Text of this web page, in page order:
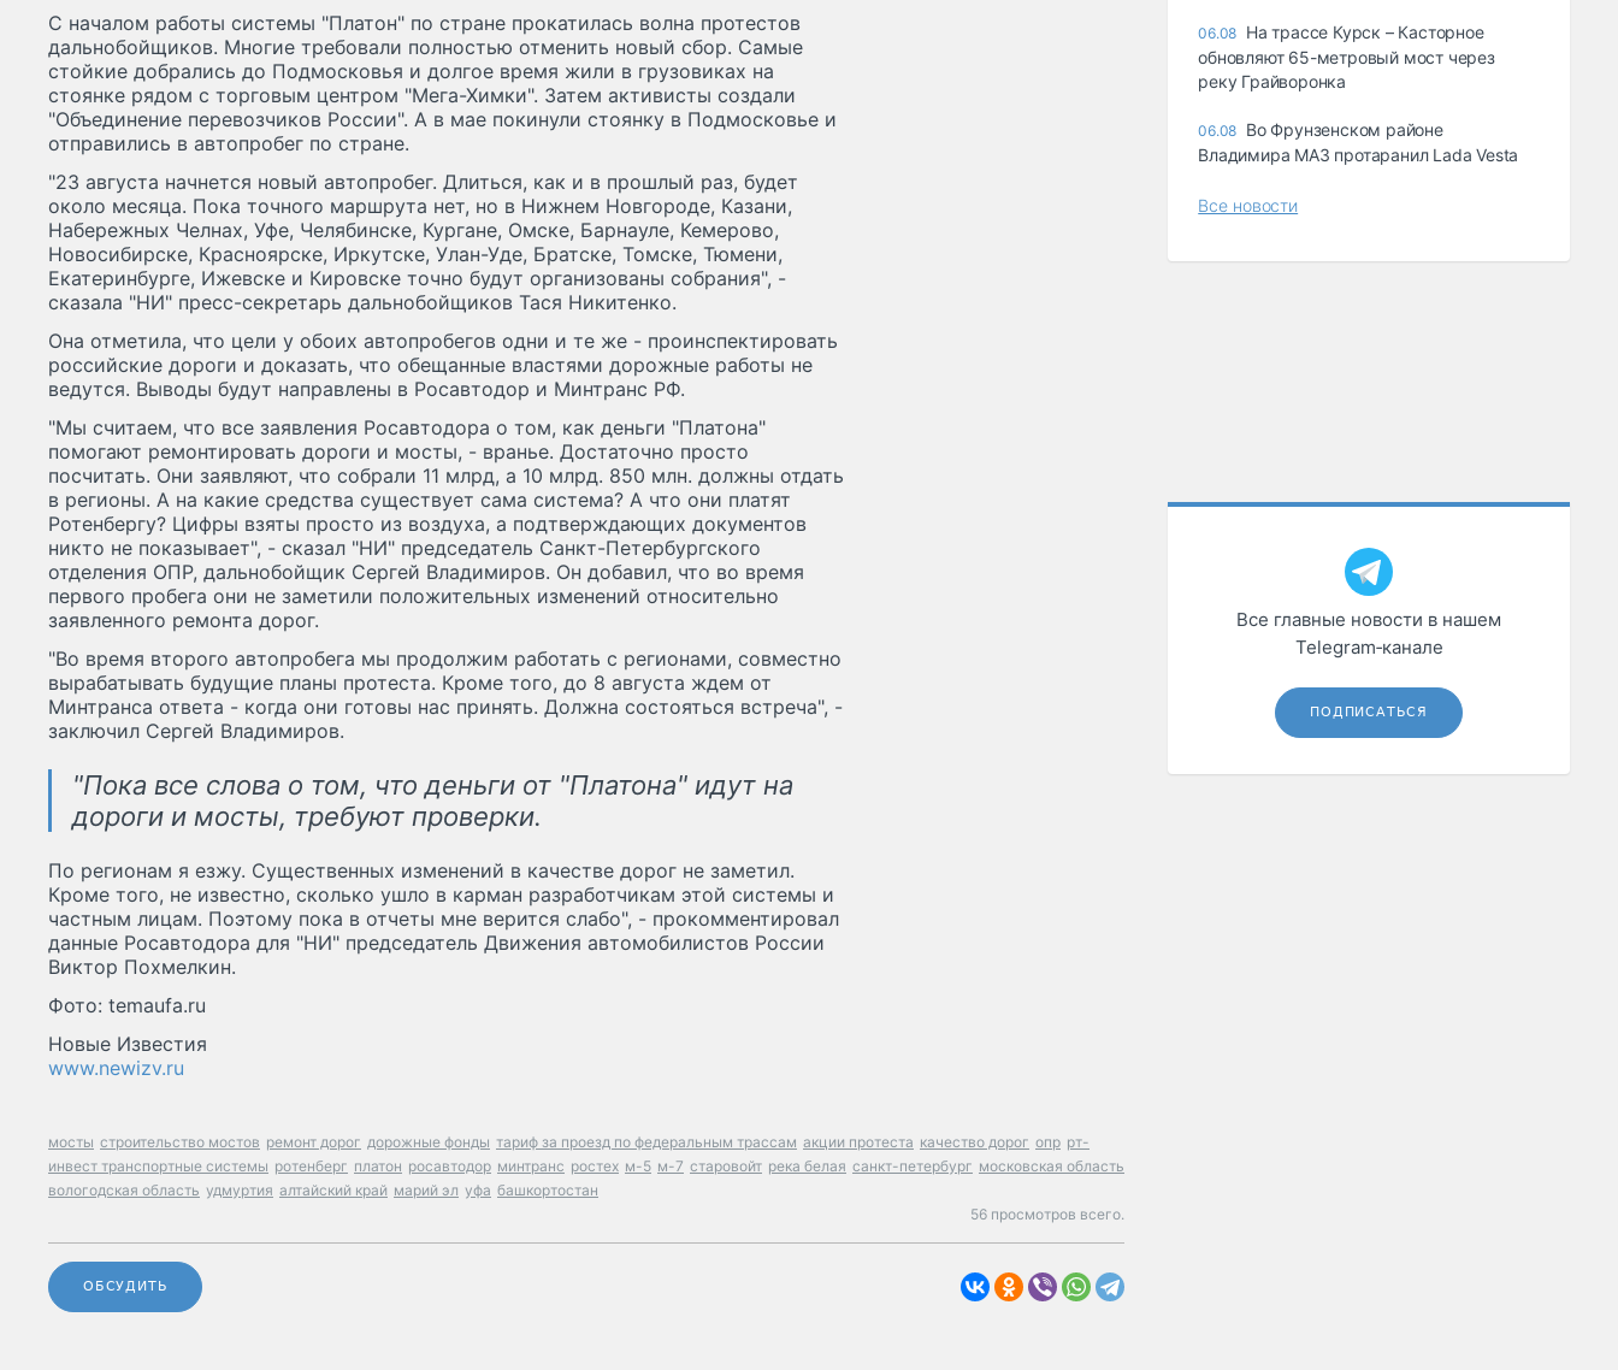
С началом работы системы "Платон" по стране прокатилась волна протестов
дальнобойщиков. Многие требовали полностью отменить новый сбор. Самые
стойкие добрались до Подмосковья и долгое время жили в грузовиках на
стоянке рядом с торговым центром "Мега-Химки". Затем активисты создали
"Объединение перевозчиков России". А в мае покинули стоянку в Подмосковье и
отправились в автопробег по стране.
"23 августа начнется новый автопробег. Длиться, как и в прошлый раз, будет
около месяца. Пока точного маршрута нет, но в Нижнем Новгороде, Казани,
Набережных Челнах, Уфе, Челябинске, Кургане, Омске, Барнауле, Кемерово,
Новосибирске, Красноярске, Иркутске, Улан-Уде, Братске, Томске, Тюмени,
Екатеринбурге, Ижевске и Кировске точно будут организованы собрания", -
сказала "НИ" пресс-секретарь дальнобойщиков Тася Никитенко.
Она отметила, что цели у обоих автопробегов одни и те же - проинспектировать
российские дороги и доказать, что обещанные властями дорожные работы не
ведутся. Выводы будут направлены в Росавтодор и Минтранс РФ.
"Мы считаем, что все заявления Росавтодора о том, как деньги "Платона"
помогают ремонтировать дороги и мосты, - вранье. Достаточно просто
посчитать. Они заявляют, что собрали 11 млрд, а 10 млрд. 850 млн. должны отдать
в регионы. А на какие средства существует сама система? А что они платят
Ротенбергу? Цифры взяты просто из воздуха, а подтверждающих документов
никто не показывает", - сказал "НИ" председатель Санкт-Петербургского
отделения ОПР, дальнобойщик Сергей Владимиров. Он добавил, что во время
первого пробега они не заметили положительных изменений относительно
заявленного ремонта дорог.
"Во время второго автопробега мы продолжим работать с регионами, совместно
вырабатывать будущие планы протеста. Кроме того, до 8 августа ждем от
Минтранса ответа - когда они готовы нас принять. Должна состояться встреча", -
заключил Сергей Владимиров.
"Пока все слова о том, что деньги от "Платона" идут на
дороги и мосты, требуют проверки.
По регионам я езжу. Существенных изменений в качестве дорог не заметил.
Кроме того, не известно, сколько ушло в карман разработчикам этой системы и
частным лицам. Поэтому пока в отчеты мне верится слабо", - прокомментировал
данные Росавтодора для "НИ" председатель Движения автомобилистов России
Виктор Похмелкин.
Фото: temaufa.ru
Новые Известия
www.newizv.ru
мосты строительство мостов ремонт дорог дорожные фонды тариф за проезд по федеральным трассам акции протеста качество дорог опр рт-
инвест транспортные системы ротенберг платон росавтодор минтранс ростех м-5 м-7 старовойт река белая санкт-петербург московская область
вологодская область удмуртия алтайский край марий эл уфа башкортостан
56 просмотров всего.
ОБСУДИТЬ
06.08 На трассе Курск – Касторное
обновляют 65-метровый мост через
реку Грайворонка
06.08 Во Фрунзенском районе
Владимира МАЗ протаранил Lada Vesta
Все новости
Все главные новости в нашем
Telegram‑канале
ПОДПИСАТЬСЯ